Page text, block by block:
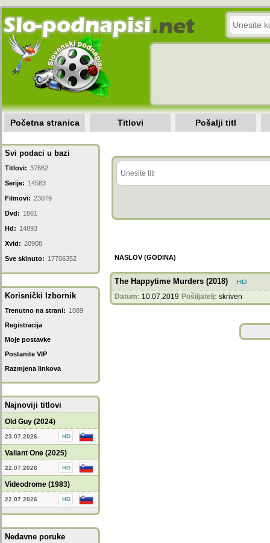
Početna stranica Titlovi Pošalji titl
Svi podaci u bazi
Titlovi: 37662
Serije: 14583
Filmovi: 23079
Dvd: 1861
Hd: 14893
Xvid: 20908
Sve skinuto: 17706352
Korisnički Izbornik
Trenutno na strani: 1089
Registracija
Moje postavke
Postanite VIP
Razmjena linkova
Najnoviji titlovi
Old Guy (2024)
23.07.2026
Valiant One (2025)
22.07.2026
Videodrome (1983)
22.07.2026
Nedavne poruke
NASLOV (GODINA)
The Happytime Murders (2018)
Datum: 10.07.2019 Pošiljatelj: skriven